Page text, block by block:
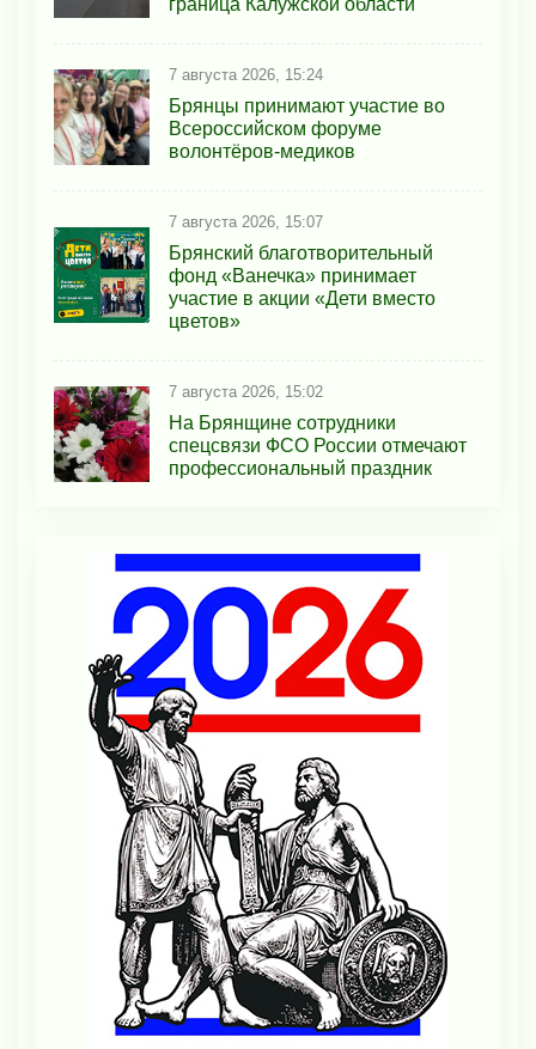
7 августа 2026, 15:24
Брянцы принимают участие во
Всероссийском форуме
волонтёров-медиков
7 августа 2026, 15:07
Брянский благотворительный
фонд «Ванечка» принимает
участие в акции «Дети вместо
цветов»
7 августа 2026, 15:02
На Брянщине сотрудники
спецсвязи ФСО России отмечают
профессиональный праздник